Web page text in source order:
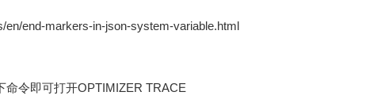
end-markers-in-json-system-variable.html
命令即可打开OPTIMIZER TRACE